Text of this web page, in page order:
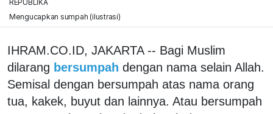
REPUBLIKA
Mengucapkan sumpah (ilustrasi)
IHRAM.CO.ID, JAKARTA -- Bagi Muslim
dilarang bersumpah dengan nama selain Allah.
Semisal dengan bersumpah atas nama orang
tua, kakek, buyut dan lainnya. Atau bersumpah